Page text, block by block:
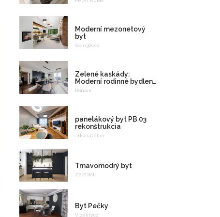
Moderní mezonetový
byt
Scan360.cz
Zelené kaskády:
Moderní rodinné bydlení
na celý život
Bonami
panelákový byt PB 03
rekonštrukcia
arkonatelier
Tmavomodrý byt
ZAZDMI
Byt Pečky
Vizality.cz